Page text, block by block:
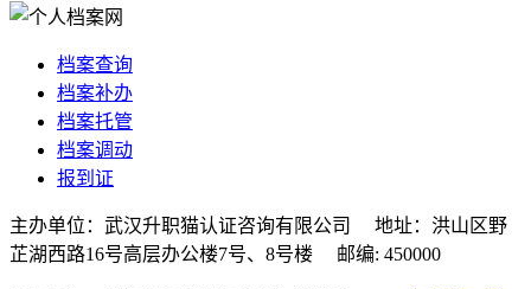
档案查询
档案补办
档案托管
档案调动
报到证
主办单位：武汉升职猫认证咨询有限公司 地址：洪山区野
芷湖西路16号高层办公楼7号、8号楼 邮编: 450000